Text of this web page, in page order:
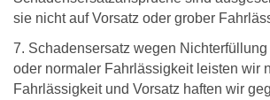
sie nicht auf Vorsatz oder grober
7. Schadensersatz wegen
oder normaler Fahrlässigkeit leisten wir
Fahrlässigkeit und Vorsatz haften wir